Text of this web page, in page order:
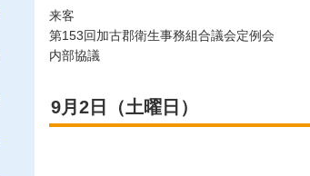
来客
第153回加古郡衛生事務組合議会定例会
内部協議
9月2日（土曜日）